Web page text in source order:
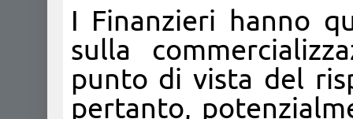
I Finanzieri hanno
sulla
punto di vista del
pertanto,